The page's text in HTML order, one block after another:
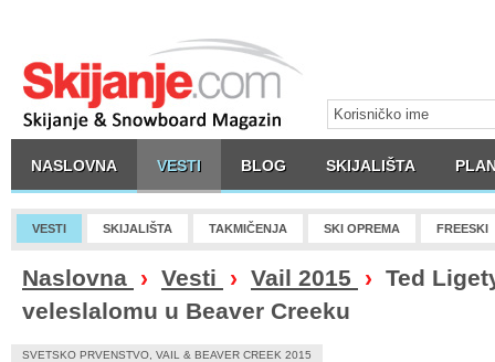
NASLOVNA VESTI BLOG SKIJALIŠTA
VESTI SKIJALIŠTA TAKMIČENJA SKI OPREMA FREESKI
Naslovna › Vesti › Vail 2015 › Ted
veleslalomu u Beaver Creeku
SVETSKO PRVENSTVO, VAIL & BEAVER CREEK 2015